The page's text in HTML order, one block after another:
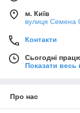
м. Київ
вулиця Семена
Контакти
Сьогодні
Показати весь
Про нас